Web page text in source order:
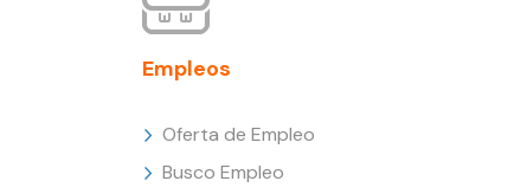
Empleos
Oferta de Empleo
Busco Empleo